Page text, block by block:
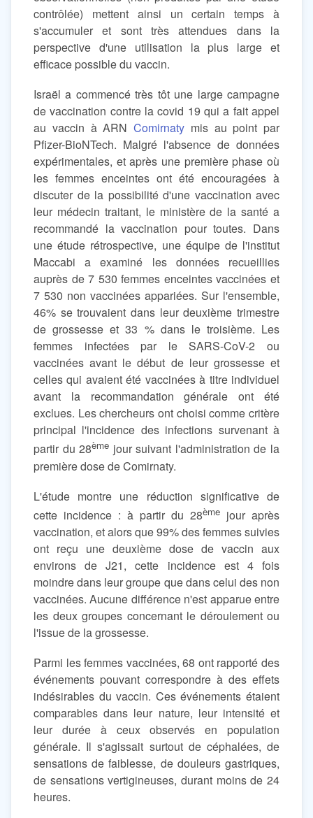
contrôlée) mettent ainsi un certain temps à
s'accumuler et sont très attendues dans la
perspective d'une utilisation la plus large et
efficace possible du vaccin.
Israël a commencé très tôt une large campagne
de vaccination contre la covid 19 qui a fait appel
au vaccin à ARN Comirnaty mis au point par
Pfizer-BioNTech. Malgré l'absence de données
expérimentales, et après une première phase où
les femmes enceintes ont été encouragées à
discuter de la possibilité d'une vaccination avec
leur médecin traitant, le ministère de la santé a
recommandé la vaccination pour toutes. Dans
une étude rétrospective, une équipe de l'institut
Maccabi a examiné les données recueillies
auprès de 7 530 femmes enceintes vaccinées et
7 530 non vaccinées appariées. Sur l'ensemble,
46% se trouvaient dans leur deuxième trimestre
de grossesse et 33 % dans le troisième. Les
femmes infectées par le SARS-CoV-2 ou
vaccinées avant le début de leur grossesse et
celles qui avaient été vaccinées à titre individuel
avant la recommandation générale ont été
exclues. Les chercheurs ont choisi comme critère
principal l'incidence des infections survenant à
partir du 28ème jour suivant l'administration de la
première dose de Comirnaty.
L'étude montre une réduction significative de
cette incidence : à partir du 28ème jour après
vaccination, et alors que 99% des femmes suivies
ont reçu une deuxième dose de vaccin aux
environs de J21, cette incidence est 4 fois
moindre dans leur groupe que dans celui des non
vaccinées. Aucune différence n'est apparue entre
les deux groupes concernant le déroulement ou
l'issue de la grossesse.
Parmi les femmes vaccinées, 68 ont rapporté des
événements pouvant correspondre à des effets
indésirables du vaccin. Ces événements étaient
comparables dans leur nature, leur intensité et
leur durée à ceux observés en population
générale. Il s'agissait surtout de céphalées, de
sensations de faiblesse, de douleurs gastriques,
de sensations vertigineuses, durant moins de 24
heures.